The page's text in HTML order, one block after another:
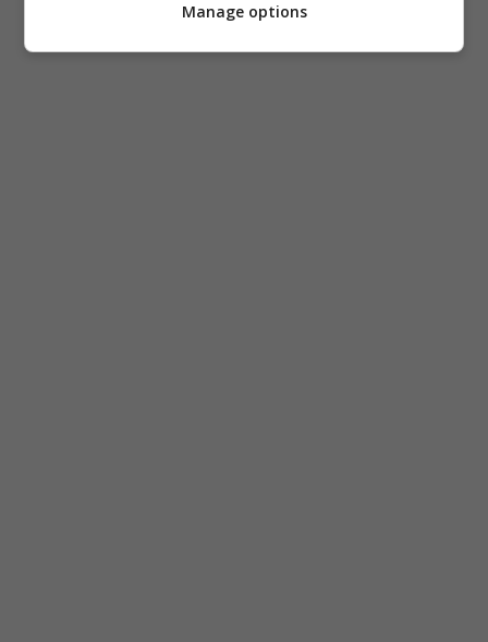
Manage options